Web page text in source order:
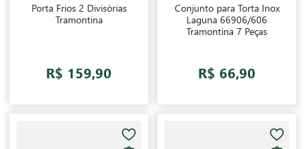
Porta Frios 2 Divisórias
Tramontina
R$ 159,90
Conjunto para Torta Inox
Laguna 66906/606
Tramontina 7 Peças
R$ 66,90